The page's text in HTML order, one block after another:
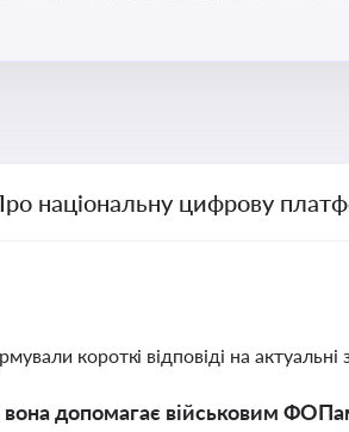
національну цифрову
короткі відповіді на
допомагає військовим